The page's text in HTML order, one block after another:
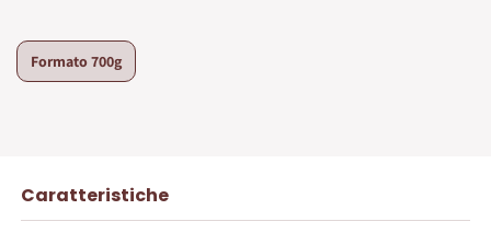
Formato700g
Caratteristiche